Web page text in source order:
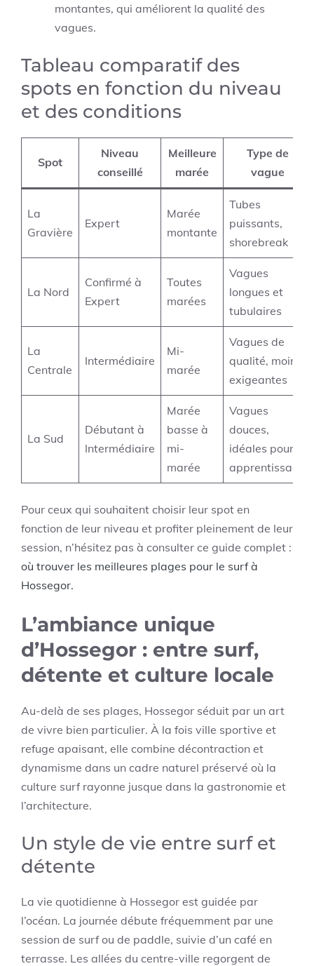
montantes, qui améliorent la qualité des
vagues.
Tableau comparatif des
spots en fonction du niveau
et des conditions
Spot
Niveau
conseillé
Meilleure
marée
Type de
vague
La
Gravière
Expert
Marée
montante
Tubes
puissants,
shorebreak
La Nord
Confirmé à
Expert
Toutes
marées
Vagues
longues et
tubulaires
La
Centrale
Intermédiaire
Mi-
marée
Vagues de
qualité, moins
exigeantes
La Sud
Débutant à
Intermédiaire
Marée
basse à
mi-
marée
Vagues
douces,
idéales pour
apprentissage
Pour ceux qui souhaitent choisir leur spot en
fonction de leur niveau et profiter pleinement de leur
session, n’hésitez pas à consulter ce guide complet :
où trouver les meilleures plages pour le surf à
Hossegor.
L’ambiance unique
d’Hossegor : entre surf,
détente et culture locale
Au-delà de ses plages, Hossegor séduit par un art
de vivre bien particulier. À la fois ville sportive et
refuge apaisant, elle combine décontraction et
dynamisme dans un cadre naturel préservé où la
culture surf rayonne jusque dans la gastronomie et
l’architecture.
Un style de vie entre surf et
détente
La vie quotidienne à Hossegor est guidée par
l’océan. La journée débute fréquemment par une
session de surf ou de paddle, suivie d’un café en
terrasse. Les allées du centre-ville regorgent de